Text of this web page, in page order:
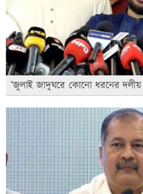
‘জুলাই জাদুঘরে কোনো ধরনের দলীয়